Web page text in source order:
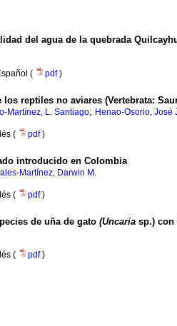
del agua de la quebrada
( pdf)
reptiles no aviares (Vertebrata:
Martínez, L. Santiago; Henao-Osorio, José
( pdf)
introducido en Colombia
Martínez, Darwin M.
( pdf)
de uña de gato (Uncaria sp.) con
( pdf)